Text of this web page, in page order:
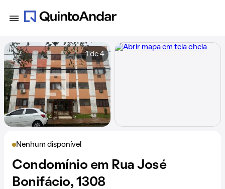
Nenhum disponível
Condomínio em Rua José
Bonifácio, 1308
1 de 4